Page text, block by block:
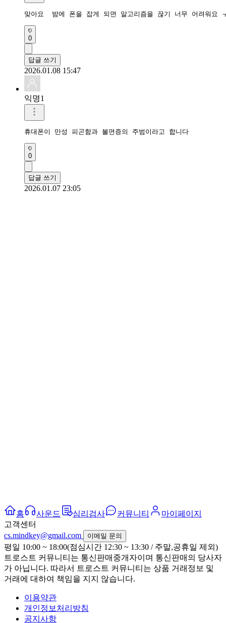
맞아요  밤에 폰을 잡게 되면 알고리즘을 끊기 너무 어려워요
0
답글 쓰기
2026.01.08 15:47
익명1
휴대폰이 만성 피곤함과 불면증의 주범이라고 합니다
0
답글 쓰기
2026.01.07 23:05
홈 사운드 심리검사 커뮤니티
마이페이지
고객센터
cs.mindkey@gmail.com
이메일 문의
평일 10:00 ~ 18:00(점심시간 12:30 ~ 13:30 / 주말,공휴일 제외)
트로스트 커뮤니티는 통신판매중개자이며 통신판매의 당사자
가 아닙니다. 따라서 트로스트 커뮤니티는 상품 거래정보 및
거래에 대하여 책임을 지지 않습니다.
이용약관
개인정보처리방침
공지사항